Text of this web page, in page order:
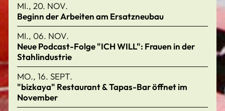
MI., 20. NOV.
Beginn der Arbeiten am Ersatzneubau
MI., 06. NOV.
Neue Podcast-Folge "ICH WILL": Frauen in der
Stahlindustrie
MO., 16. SEPT.
"bizkaya" Restaurant & Tapas-Bar öffnet im
November